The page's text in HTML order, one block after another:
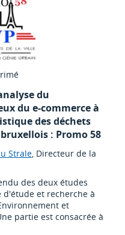
du
du e-commerce à
des déchets
: Promo 58
Strale, Directeur de la
des deux études
d'étude et recherche à
et
partie est consacrée à